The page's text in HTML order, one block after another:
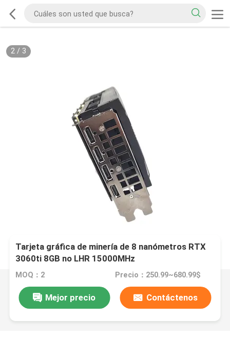
2/ 3
Tarjeta gráfica de minería de 8 nanómetros RTX
3060ti 8GB no LHR 15000MHz
MOQ：2 Precio：250.99~680.99$
Mejor precio Contáctenos